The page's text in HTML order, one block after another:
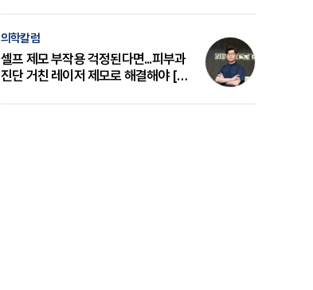
의학칼럼
셀프 제모 부작용 걱정된다면...피부과
진단 거친 레이저 제모로 해결해야 [변